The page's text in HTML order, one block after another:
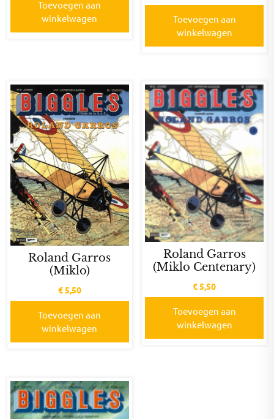
Toevoegen aan
winkelwagen
Toevoegen aan
winkelwagen
Roland Garros
(Miklo)
€5,50
Toevoegen aan
winkelwagen
Roland Garros
(Miklo Centenary)
€5,50
Toevoegen aan
winkelwagen